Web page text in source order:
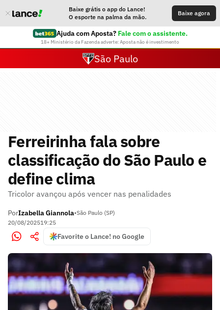
Baixe grátis o app do Lance!
O esporte na palma da mão.
Baixe agora
Ajuda com Aposta? Fale com o assistente.
18+ Ministério da Fazenda adverte: Aposta não é investimento
São Paulo
Ferreirinha fala sobre
classificação do São Paulo e
define clima
Tricolor avançou após vencer nas penalidades
PorIzabella Giannola•São Paulo (SP)
20/08/202519:25
Favorite o Lance! no Google